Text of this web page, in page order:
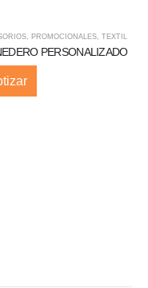
, PROMOCIONALES, TEXTIL
PERSONALIZADO